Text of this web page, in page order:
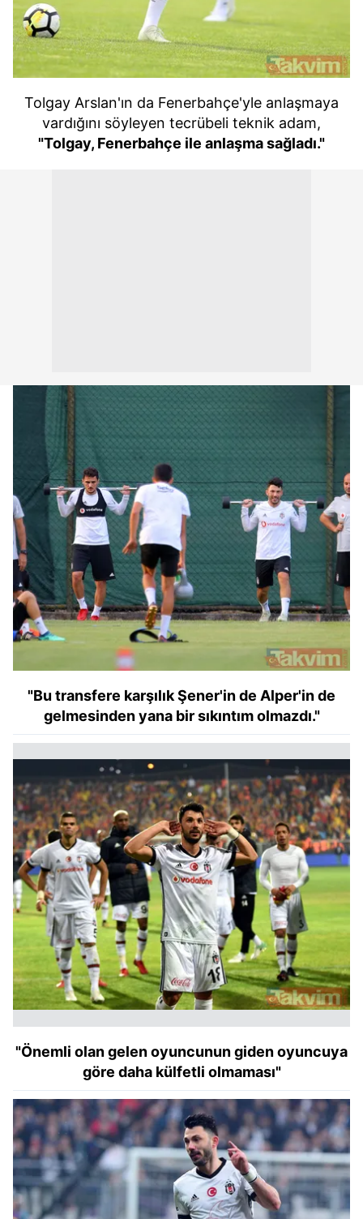
Tolgay Arslan'ın da Fenerbahçe'yle anlaşmaya
vardığını söyleyen tecrübeli teknik adam,
"Tolgay, Fenerbahçe ile anlaşma sağladı."
"Bu transfere karşılık Şener'in de Alper'in de
gelmesinden yana bir sıkıntım olmazdı."
"Önemli olan gelen oyuncunun giden oyuncuya
göre daha külfetli olmaması"